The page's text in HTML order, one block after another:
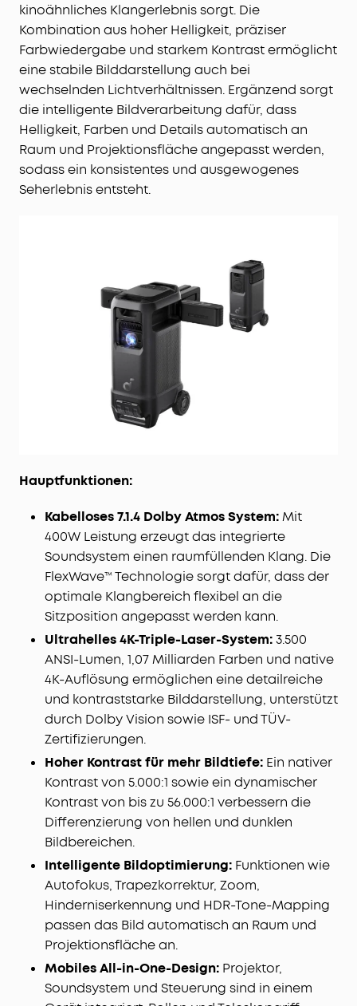
Sofort startklar, ganz automatisch:Autofokus,
Trapezkorrektur, Bildanpassung,
Hinderniserkennung, Zoom, 25°-Micro-Gimbal
sowie Wand- und Umgebungsfarbanpassung
liefern dir in Sekunden das perfekte Bild.
kinoähnliches Klangerlebnis sorgt. Die
Kombination aus hoher Helligkeit, präziser
Farbwiedergabe und starkem Kontrast ermöglicht
eine stabile Bilddarstellung auch bei
wechselnden Lichtverhältnissen. Ergänzend sorgt
die intelligente Bildverarbeitung dafür, dass
Helligkeit, Farben und Details automatisch an
Raum und Projektionsfläche angepasst werden,
sodass ein konsistentes und ausgewogenes
Seherlebnis entsteht.
Hauptfunktionen:
Kabelloses 7.1.4 Dolby Atmos System:Mit
400W Leistung erzeugt das integrierte
Soundsystem einen raumfüllenden Klang. Die
FlexWave™ Technologie sorgt dafür, dass der
optimale Klangbereich flexibel an die
Sitzposition angepasst werden kann.
Ultrahelles 4K-Triple-Laser-System:3.500
ANSI-Lumen, 1,07 Milliarden Farben und native
4K-Auflösung ermöglichen eine detailreiche
und kontraststarke Bilddarstellung, unterstützt
durch Dolby Vision sowie ISF- und TÜV-
Zertifizierungen.
Hoher Kontrast für mehr Bildtiefe: Ein nativer
Kontrast von 5.000:1 sowie ein dynamischer
Kontrast von bis zu 56.000:1 verbessern die
Differenzierung von hellen und dunklen
Bildbereichen.
Intelligente Bildoptimierung: Funktionen wie
Autofokus, Trapezkorrektur, Zoom,
Hinderniserkennung und HDR-Tone-Mapping
passen das Bild automatisch an Raum und
Projektionsfläche an.
Mobiles All-in-One-Design: Projektor,
Soundsystem und Steuerung sind in einem